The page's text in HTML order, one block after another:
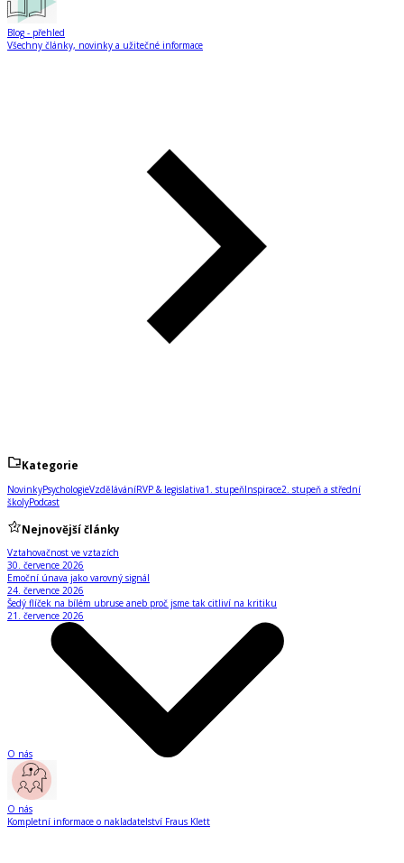
Blog - přehled
Všechny články, novinky a užitečné informace
Kategorie
NovinkyPsychologieVzděláváníRVP & legislativa1. stupeňInspirace2. stupeň a střední
školyPodcast
Nejnovější články
Vztahovačnost ve vztazích
30. července 2026
Emoční únava jako varovný signál
24. července 2026
Šedý flíček na bílém ubruse aneb proč jsme tak citliví na kritiku
21. července 2026
O nás
O nás
Kompletní informace o nakladatelství Fraus Klett